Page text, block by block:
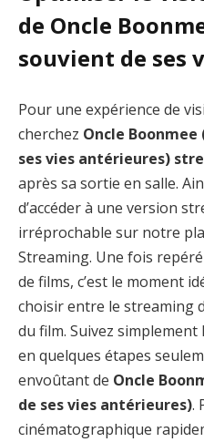
de Oncle
souvient de ses
Pour une expérience de
cherchez Oncle
ses vies antérieures)
après sa sortie en salle.
d’accéder à une version
irréprochable sur notre
Streaming. Une fois
de films, c’est le moment
choisir entre le streaming
du film. Suivez
en quelques étapes
envoûtant de Oncle
de ses vies antérieures).
cinématographique